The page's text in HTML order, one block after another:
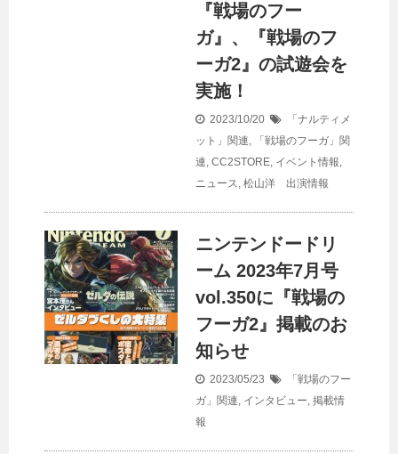
『戦場のフー
ガ』、『戦場のフ
ーガ2』の試遊会を
実施！
2023/10/20
「ナルティメ
ット」関連,
「戦場のフーガ」関
連, CC2STORE, イベント情報,
ニュース, 松山洋 出演情報
ニンテンドードリ
ーム 2023年7月号
vol.350に『戦場の
フーガ2』掲載のお
知らせ
2023/05/23
「戦場のフー
ガ」関連, インタビュー, 掲載情
報